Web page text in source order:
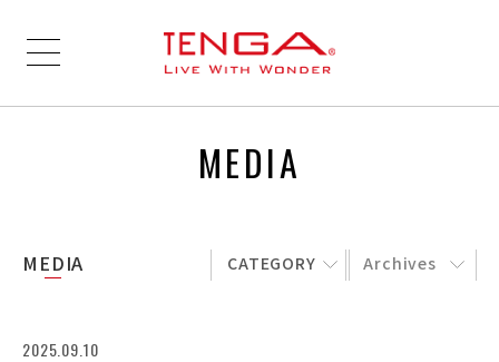
MEDIA
MEDIA CATEGORY Archives
2025.09.10